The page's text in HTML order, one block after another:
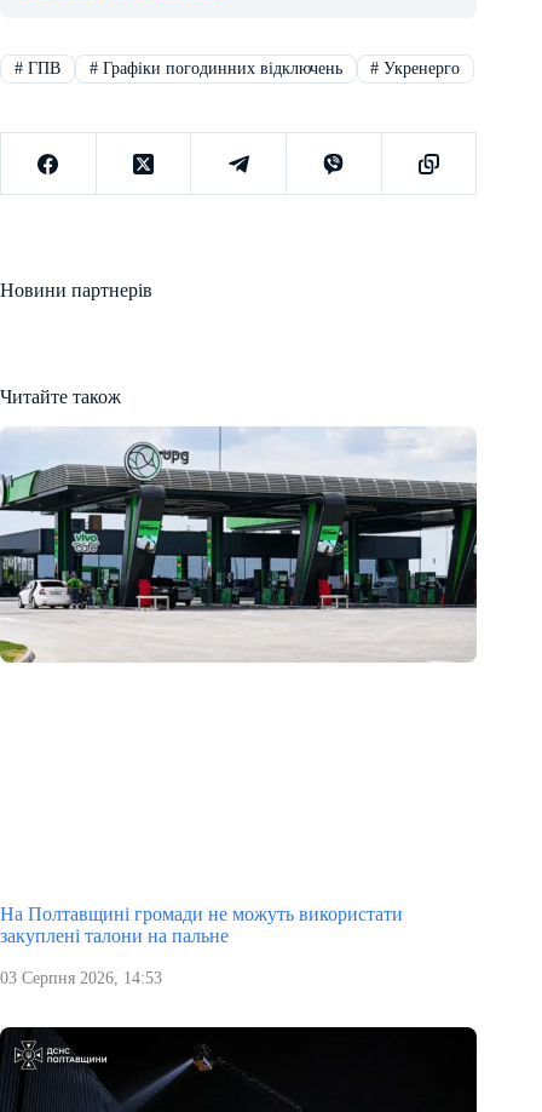
#ГПВ #Графіки погодинних відключень # Укренерго
Новини партнерів
Читайте також
На Полтавщині громади не можуть використати
закуплені талони на пальне
03 Серпня 2026, 14:53